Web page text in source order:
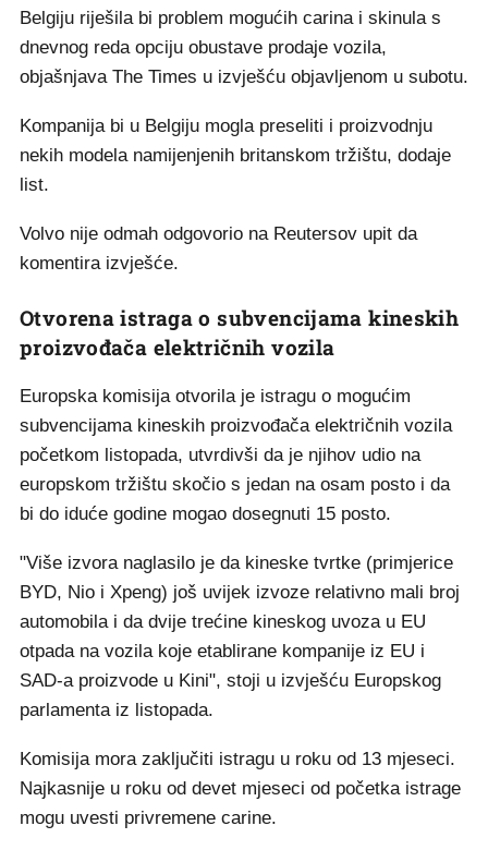
Belgiju riješila bi problem mogućih carina i skinula s
dnevnog reda opciju obustave prodaje vozila,
objašnjava The Times u izvješću objavljenom u subotu.
Kompanija bi u Belgiju mogla preseliti i proizvodnju
nekih modela namijenjenih britanskom tržištu, dodaje
list.
Volvo nije odmah odgovorio na Reutersov upit da
komentira izvješće.
Otvorena istraga o subvencijama kineskih
proizvođača električnih vozila
Europska komisija otvorila je istragu o mogućim
subvencijama kineskih proizvođača električnih vozila
početkom listopada, utvrdivši da je njihov udio na
europskom tržištu skočio s jedan na osam posto i da
bi do iduće godine mogao dosegnuti 15 posto.
"Više izvora naglasilo je da kineske tvrtke (primjerice
BYD, Nio i Xpeng) još uvijek izvoze relativno mali broj
automobila i da dvije trećine kineskog uvoza u EU
otpada na vozila koje etablirane kompanije iz EU i
SAD-a proizvode u Kini", stoji u izvješću Europskog
parlamenta iz listopada.
Komisija mora zaključiti istragu u roku od 13 mjeseci.
Najkasnije u roku od devet mjeseci od početka istrage
mogu uvesti privremene carine.